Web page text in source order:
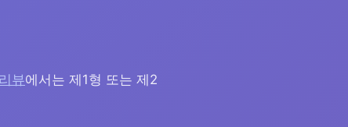
리뷰에서는 제1형 또는 제2